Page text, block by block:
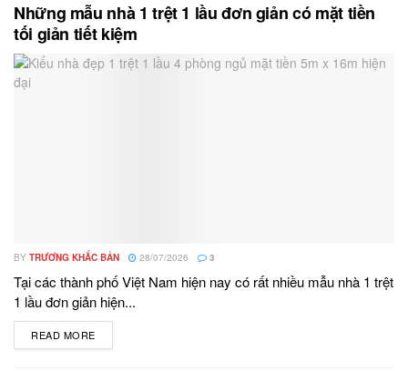
Những mẫu nhà 1 trệt 1 lầu đơn giản có mặt tiền
tối giản tiết kiệm
BY TRƯƠNG KHẮC BẢN 28/07/2026 3
Tại các thành phố Việt Nam hiện nay có rất nhiều mẫu nhà 1 trệt
1 lầu đơn giản hiện...
READ MORE